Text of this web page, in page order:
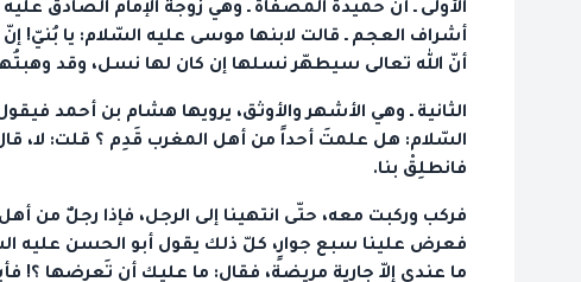
الأولى ـ أنّ حميدة المصفّاة ـ وهي زوجة الإمام الصادق
أشراف العجم ـ قالت لابنها موسى عليه السّلام: يا
أنّ الله تعالى سيطهّر نسلها إن كان لها نسل، وقد
الثانية ـ وهي الأشهر والأوثق، يرويها هشام بن أحمد
السّلام: هل علمتَ أحداً من أهل المغرب قَدِم ؟ قلت: لا،
فانطلِقْ بنا.
فركب وركبت معه، حتّى انتهينا إلى الرجل، فإذا رجلٌ من
فعرض علينا سبع جوارٍ، كلّ ذلك يقول أبو الحسن عليه
ما عندي إلاّ جارية مريضة، فقال: ما عليك أن تَعرضها ؟!